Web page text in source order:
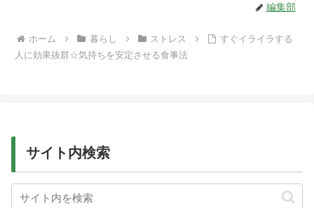
編集部
ホーム 暮らし ストレス
すぐイライラする
人に効果抜群☆気持ちを安定させる食事法
サイト内検索